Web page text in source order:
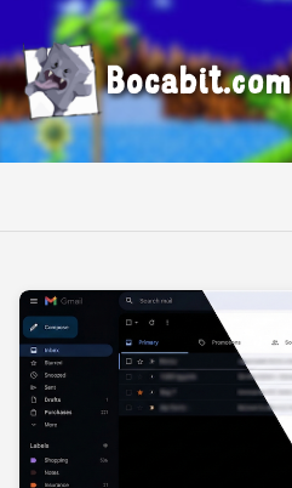
Bocabit.com